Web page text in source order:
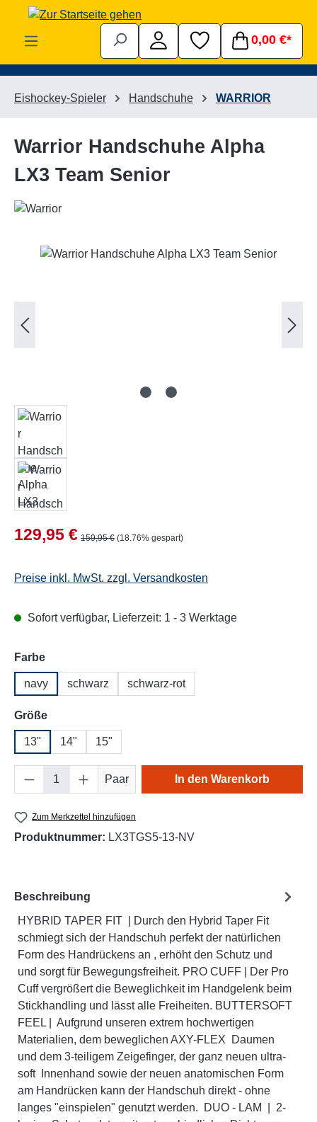
Zum Hauptinhalt springen
0,00 €*
Eishockey-Spieler Handschuhe WARRIOR
Warrior Handschuhe Alpha
LX3 Team Senior
Bildergalerie überspringen
Verkaufspreis:
129,95 € Regulärer Preis:
159,95 € (18.76% gespart)
Preise inkl. MwSt. zzgl. Versandkosten
Sofort verfügbar, Lieferzeit: 1 - 3 Werktage
Farbeauswählen
navy schwarz schwarz-rot
Größeauswählen
13" 14" 15"
Produkt Anzahl: Gib den gewünschten
Paar In den Warenkorb
Zum Merkzettel hinzufügen
Produktnummer: LX3TGS5-13-NV
Beschreibung
HYBRID TAPER FIT | Durch den Hybrid Taper Fit
schmiegt sich der Handschuh perfekt der natürlichen
Form des Handrückens an , erhöht den Schutz und
und sorgt für Bewegungsfreiheit. PRO CUFF | Der Pro
Cuff vergrößert die Beweglichkeit im Handgelenk beim
Stickhandling und lässt alle Freiheiten. BUTTERSOFT
FEEL | Aufgrund unseren extrem hochwertigen
Materialien, dem beweglichen AXY-FLEX Daumen
und dem 3-teiligem Zeigefinger, der ganz neuen ultra-
soft Innenhand sowie der neuen anatomischen Form
am Handrücken kann der Handschuh direkt - ohne
langes "einspielen" genutzt werden. DUO - LAM | 2-